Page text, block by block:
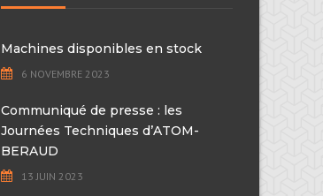
Machines disponibles en stock
6 NOVEMBRE 2023
Communiqué de presse : les
Journées Techniques d’ATOM-
BERAUD
13 JUIN 2023